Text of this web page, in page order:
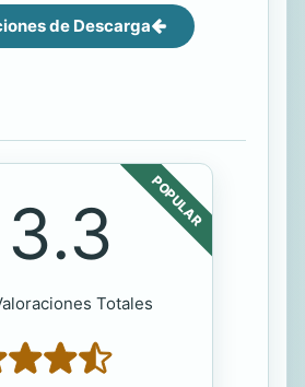
de Descarga
POPULAR
3.3
Totales